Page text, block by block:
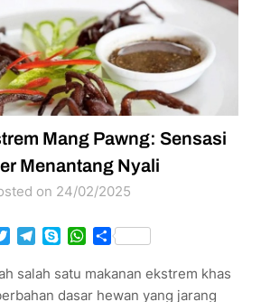
Mang Pawng: Sensasi
Menantang Nyali
on 24/02/2025
TwitterTelegram
SkypeWhatsApp
Share
salah satu makanan ekstrem khas
dasar hewan yang jarang